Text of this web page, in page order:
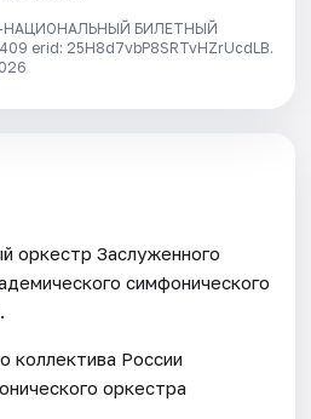
НАЦИОНАЛЬНЫЙ БИЛЕТНЫЙ
erid: 25H8d7vbP8SRTvHZrUcdLB.
оркестр Заслуженного
симфонического
коллектива России
оркестра